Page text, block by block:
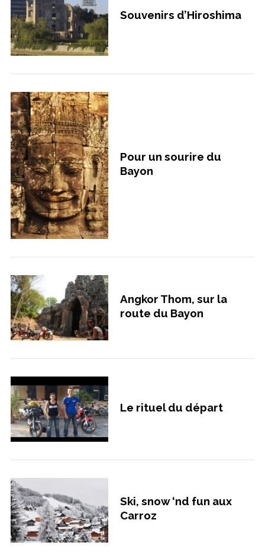
Souvenirs d’Hiroshima
Pour un sourire du
Bayon
Angkor Thom, sur la
route du Bayon
Le rituel du départ
Ski, snow ‘nd fun aux
Carroz
S
e
a
r
f
o
r
: